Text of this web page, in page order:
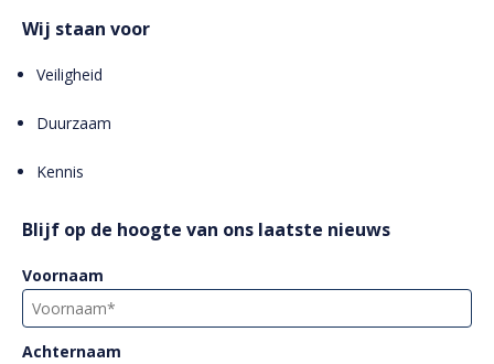
Wij staan voor
Veiligheid
Duurzaam
Kennis
Blijf op de hoogte van ons laatste nieuws
Voornaam
Achternaam